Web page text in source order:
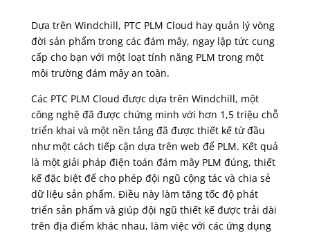
Dựa trên Windchill, PTC PLM Cloud hay quản lý vòng
đời sản phẩm trong các đám mây, ngay lập tức cung
cấp cho bạn với một loạt tính năng PLM trong một
môi trường đám mây an toàn.
Các PTC PLM Cloud được dựa trên Windchill, một
công nghệ đã được chứng minh với hơn 1,5 triệu chỗ
triển khai và một nền tảng đã được thiết kế từ đầu
như một cách tiếp cận dựa trên web để PLM. Kết quả
là một giải pháp điện toán đám mây PLM đúng, thiết
kế đặc biệt để cho phép đội ngũ cộng tác và chia sẻ
dữ liệu sản phẩm. Điều này làm tăng tốc độ phát
triển sản phẩm và giúp đội ngũ thiết kế được trải dài
trên địa điểm khác nhau, làm việc với các ứng dụng